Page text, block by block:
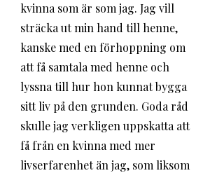
kvinna som är som jag. Jag vill
sträcka ut min hand till henne,
kanske med en förhoppning om
att få samtala med henne och
lyssna till hur hon kunnat bygga
sitt liv på den grunden. Goda råd
skulle jag verkligen uppskatta att
få från en kvinna med mer
livserfarenhet än jag, som liksom